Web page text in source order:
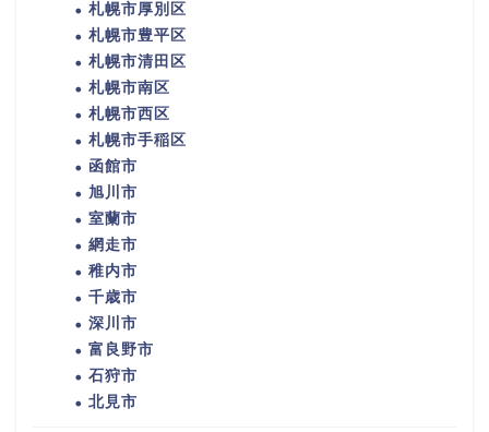
札幌市厚別区
札幌市豊平区
札幌市清田区
札幌市南区
札幌市西区
札幌市手稲区
函館市
旭川市
室蘭市
網走市
稚内市
千歳市
深川市
富良野市
石狩市
北見市